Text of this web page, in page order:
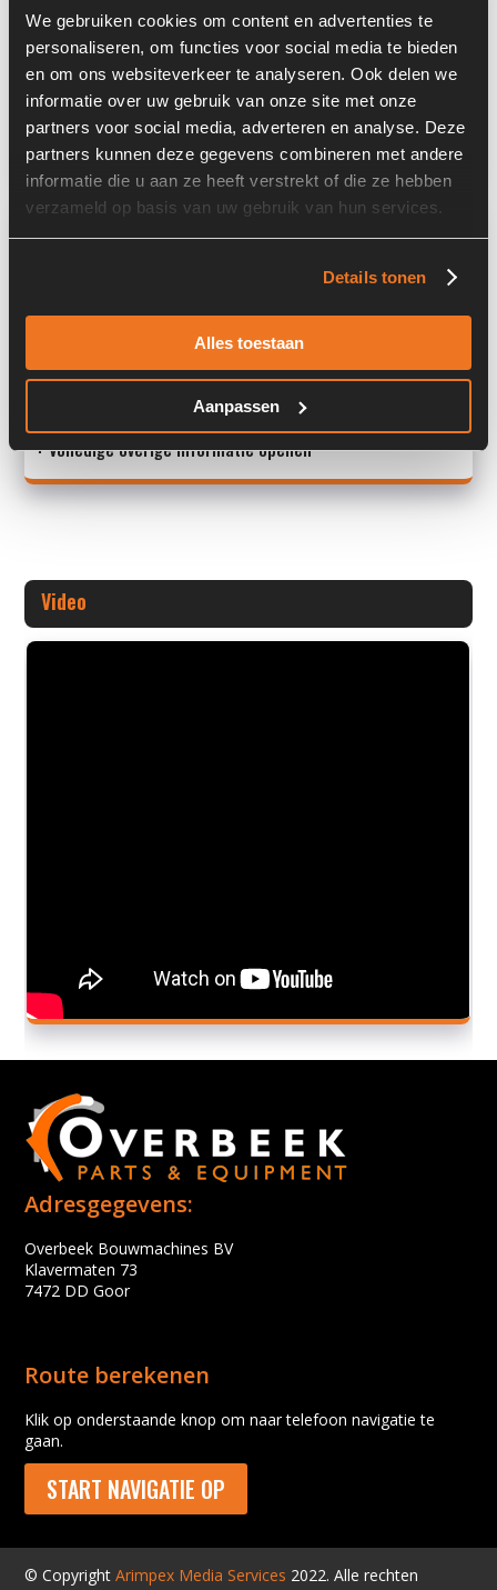
We gebruiken cookies om content en advertenties te
personaliseren, om functies voor social media te bieden
en om ons websiteverkeer te analyseren. Ook delen we
informatie over uw gebruik van onze site met onze
partners voor social media, adverteren en analyse. Deze
partners kunnen deze gegevens combineren met andere
informatie die u aan ze heeft verstrekt of die ze hebben
verzameld op basis van uw gebruik van hun services.
Details tonen
Alles toestaan
Aanpassen
Locatie:
4D4
Past op de volgende machines:
JCB 426 E AGRI HT
Land:
Nederland
Overige informatie
Type 1: 426E AGRI HT
S/N: -
+ Volledige overige informatie openen
Video
Adresgegevens:
Overbeek Bouwmachines BV
Klavermaten 73
7472 DD Goor
Route berekenen
Klik op onderstaande knop om naar telefoon navigatie te
gaan.
START NAVIGATIE OP
© CopyrightArimpex Media Services 2022. Alle rechten